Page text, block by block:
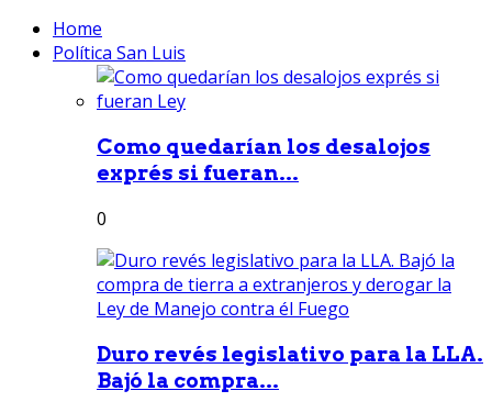
Home
Política San Luis
Como quedarían los desalojos
exprés si fueran...
0
Duro revés legislativo para la LLA.
Bajó la compra...